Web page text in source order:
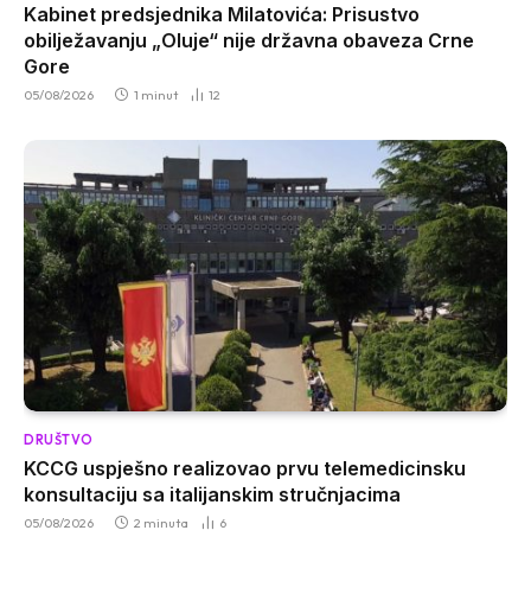
Kabinet predsjednika Milatovića: Prisustvo
obilježavanju „Oluje“ nije državna obaveza Crne
Gore
05/08/2026 1 minut 12
DRUŠTVO
KCCG uspješno realizovao prvu telemedicinsku
konsultaciju sa italijanskim stručnjacima
05/08/2026 2 minuta 6